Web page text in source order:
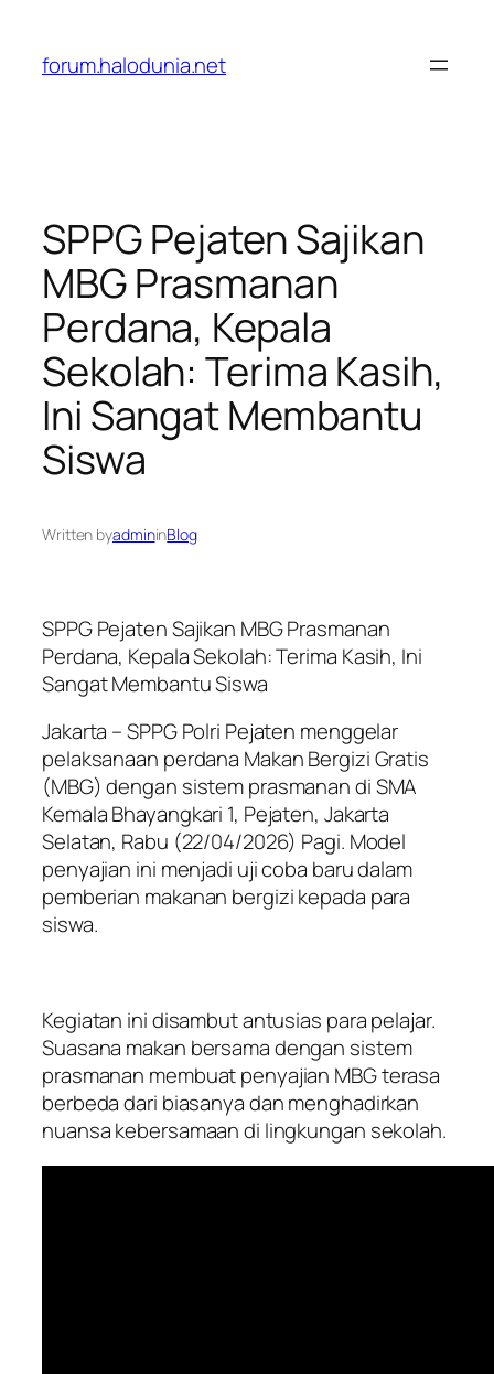
konten
forum.halodunia.net
SPPG Pejaten Sajikan
MBG Prasmanan
Perdana, Kepala
Sekolah: Terima Kasih,
Ini Sangat Membantu
Siswa
Written byadmininBlog
SPPG Pejaten Sajikan MBG Prasmanan
Perdana, Kepala Sekolah: Terima Kasih, Ini
Sangat Membantu Siswa
Jakarta – SPPG Polri Pejaten menggelar
pelaksanaan perdana Makan Bergizi Gratis
(MBG) dengan sistem prasmanan di SMA
Kemala Bhayangkari 1, Pejaten, Jakarta
Selatan, Rabu (22/04/2026) Pagi. Model
penyajian ini menjadi uji coba baru dalam
pemberian makanan bergizi kepada para
siswa.
Kegiatan ini disambut antusias para pelajar.
Suasana makan bersama dengan sistem
prasmanan membuat penyajian MBG terasa
berbeda dari biasanya dan menghadirkan
nuansa kebersamaan di lingkungan sekolah.